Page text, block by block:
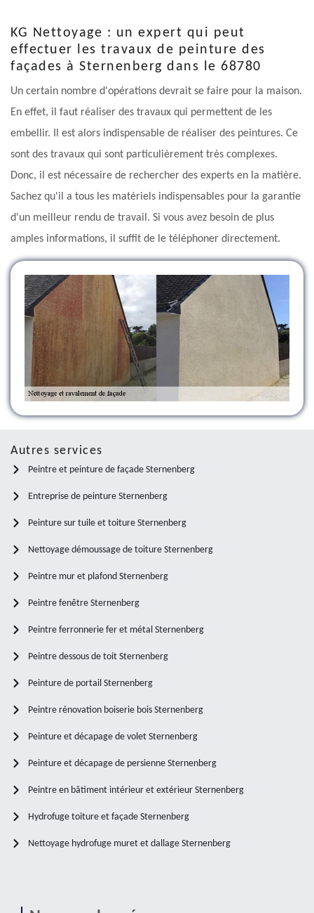
KG Nettoyage : un expert qui peut
effectuer les travaux de peinture des
façades à Sternenberg dans le 68780
Un certain nombre d'opérations devrait se faire pour la maison.
En effet, il faut réaliser des travaux qui permettent de les
embellir. Il est alors indispensable de réaliser des peintures. Ce
sont des travaux qui sont particulièrement très complexes.
Donc, il est nécessaire de rechercher des experts en la matière.
Sachez qu'il a tous les matériels indispensables pour la garantie
d'un meilleur rendu de travail. Si vous avez besoin de plus
amples informations, il suffit de le téléphoner directement.
Autres services
Peintre et peinture de façade Sternenberg
Entreprise de peinture Sternenberg
Peinture sur tuile et toiture Sternenberg
Nettoyage démoussage de toiture Sternenberg
Peintre mur et plafond Sternenberg
Peintre fenêtre Sternenberg
Peintre ferronnerie fer et métal Sternenberg
Peintre dessous de toit Sternenberg
Peinture de portail Sternenberg
Peintre rénovation boiserie bois Sternenberg
Peinture et décapage de volet Sternenberg
Peinture et décapage de persienne Sternenberg
Peintre en bâtiment intérieur et extérieur Sternenberg
Hydrofuge toiture et façade Sternenberg
Nettoyage hydrofuge muret et dallage Sternenberg